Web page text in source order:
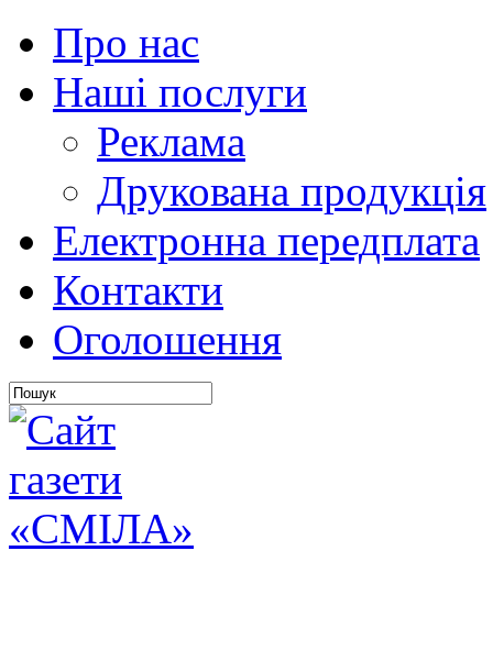
Про нас
Наші послуги
Реклама
Друкована продукція
Електронна передплата
Контакти
Оголошення